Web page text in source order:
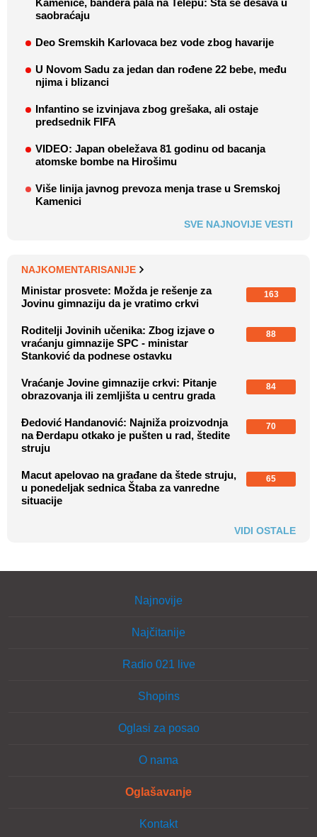
saobraćaju
Deo Sremskih Karlovaca bez vode zbog havarije
U Novom Sadu za jedan dan rođene 22 bebe, među
njima i blizanci
Infantino se izvinjava zbog grešaka, ali ostaje
predsednik FIFA
VIDEO: Japan obeležava 81 godinu od bacanja
atomske bombe na Hirošimu
Više linija javnog prevoza menja trase u Sremskoj
Kamenici
SVE NAJNOVIJE VESTI
NAJKOMENTARISANIJE
Ministar prosvete: Možda je rešenje za
Jovinu gimnaziju da je vratimo crkvi
163
Roditelji Jovinih učenika: Zbog izjave o
vraćanju gimnazije SPC - ministar
Stanković da podnese ostavku
88
Vraćanje Jovine gimnazije crkvi: Pitanje
obrazovanja ili zemljišta u centru grada
84
Đedović Handanović: Najniža proizvodnja
na Đerdapu otkako je pušten u rad, štedite
struju
70
Macut apelovao na građane da štede struju,
u ponedeljak sednica Štaba za vanredne
situacije
65
VIDI OSTALE
Najnovije
Najčitanije
Radio 021 live
Shopins
Oglasi za posao
O nama
Oglašavanje
Kontakt